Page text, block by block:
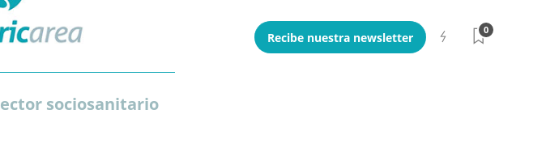
sociosanitario
Recibe nuestra newsletter
0